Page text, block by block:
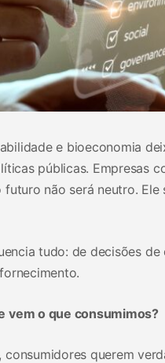
e bioeconomia
públicas. Empresas
não será neutro.
tudo: de decisões
vem o que consumimos?
querem